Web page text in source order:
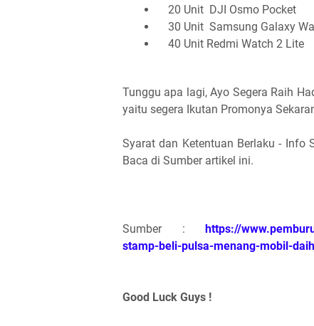
20 Unit DJI Osmo Pocket
30 Unit Samsung Galaxy
40 Unit Redmi Watch 2 Lite
Tunggu apa lagi, Ayo Segera Raih
yaitu segera Ikutan Promonya
Syarat dan Ketentuan Berlaku - Info
Baca di Sumber artikel ini.
Sumber : https://
stamp-beli-pulsa-menang-mobil-
Good Luck Guys !